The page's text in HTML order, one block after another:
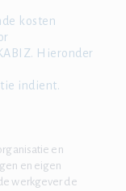
kosten
Hieronder
indient.
en
en eigen
werkgever de